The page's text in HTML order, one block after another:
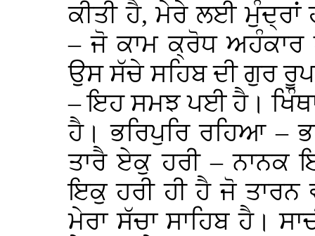
ਕੀਤੀ ਹੈ, ਮੇਰੇ ਲਈ ਮੁੰਦ੍ਰਾਂ
– ਜੋ ਕਾਮ ਕ੍ਰੋਧ ਅਹੰਕਾਰ
ਉਸ ਸੱਚੇ ਸਹਿਬ ਦੀ ਗੁਰ
– ਇਹ ਸਮਝ ਪਈ ਹੈ।
ਹੈ। ਭਰਿਪੁਰਿ ਰਹਿਆ
ਤਾਰੈ ਏਕੁ ਹਰੀ –
ਇਕੁ ਹਰੀ ਹੀ ਹੈ ਜੋ ਤਾਰਨ
ਮੇਰਾ ਸੱਚਾ ਸਾਹਿਬ ਹੈ।